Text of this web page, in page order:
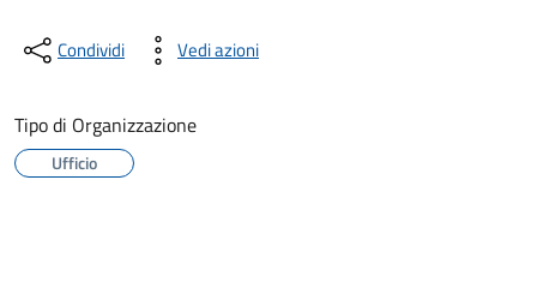
Condividi Vedi azioni
Tipo di Organizzazione
Ufficio